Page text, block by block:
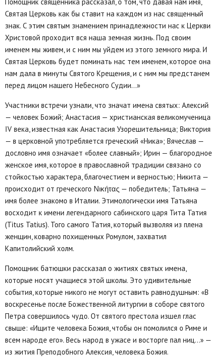
Святая Церковь как бы ставит на каждом из нас священный
знак. С этим святым знамением принадлежности нас к Церкви
Христовой проходит вся наша земная жизнь. Под своим
именем мы живем, и с ним мы уйдем из этого земного мира. И
Святая Церковь будет поминать нас тем именем, которое она
нам дала в минуты Святого Крещения, и с ним мы предстанем
перед лицом нашего Небесного Судии…»
Участники встречи узнали, что значат имена святых: Алексий
— человек Божий; Анастасия — христианская великомученица
IV века, известная как Анастасия Узорешительница; Виктория
— в церковной употребляется греческий «Ника»; Вячеслав —
дословно имя означает «более славный»; Ирин — благородное
женское имя, которое в православной традиции связано со
стойкостью характера, благочестием и верностью; Никита —
происходит от греческого Νικήτας — победитель; Татьяна —
имя более знакомо в Италии. Этимологически имя Татьяна
восходит к имени легендарного сабинского царя Тита Татия
(Titus Tatius). Того самого Татия, который вызволяя из плена
женщин, коварно похищенных Ромулом, захватил
Капитолийский холм.
Помощник батюшки рассказал о житиях святых имена,
которые носят учащиеся этой школы. Это удивительные
события, которые никого не могут оставить равнодушным: «В
воскресенье после Божественной литургии в соборе святого
Петра совершилось чудо. От святого престола изшел глас
свыше: «Ищите человека Божия, чтобы он помолился о Риме и
всем народе его». Весь народ в ужасе и восторге пал ниц…» —
из жития Преподобного Алексия, человека Божия.